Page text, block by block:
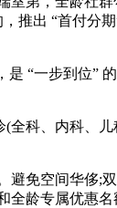
推出 “首付分期
“一步到位”
科、内科、儿
免空间华侈;
全龄专属优惠